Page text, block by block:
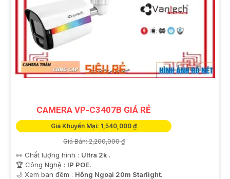
CAMERA VP-C3407B GIÁ RẺ
Giá Khuyến Mại: 1,540,000 ₫
Giá Bán: 2,200,000 ₫
👀 Chất lượng hình : Ultra 2k .
🏆 Công Nghệ : IP POE.
🌙 Xem ban đêm : Hồng Ngoại 20m Starlight.